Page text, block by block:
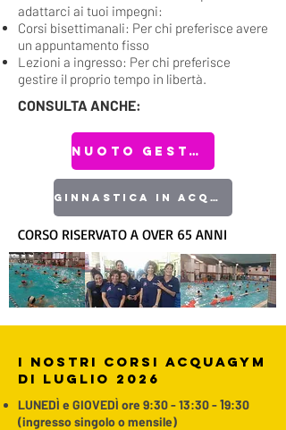
adattarci ai tuoi impegni:
Corsi bisettimanali: Per chi preferisce avere
un appuntamento fisso
Lezioni a ingresso: Per chi preferisce
gestire il proprio tempo in libertà.
CONSULTA ANCHE:
NUOTO GESTANTI
GINNASTICA IN ACQUA
CORSO RISERVATO A OVER 65 ANNI
i nostri corsi acquagym
di luglio 2026
LUNEDÌ e GIOVEDÌ ore 9:30 - 13:30 -19:30
(ingresso singolo o mensile)